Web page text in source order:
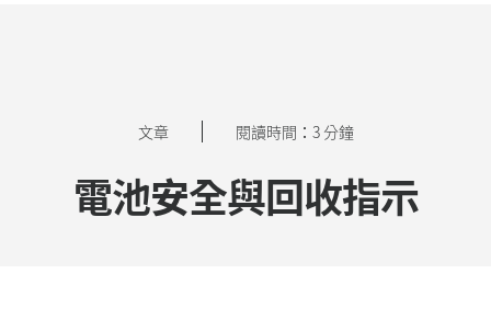
文章 閱讀時間：3 分鐘
電池安全與回收指示